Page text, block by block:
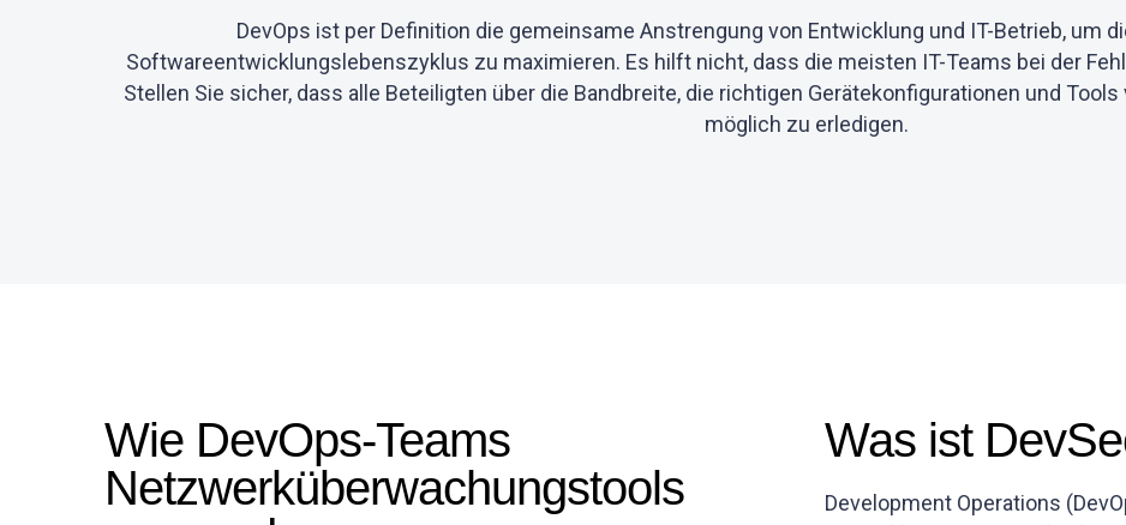
DevOps ist per Definition die gemeinsame Anstrengung von Entwicklung und IT-Betrieb, um
Softwareentwicklungslebenszyklus zu maximieren. Es hilft nicht, dass die meisten IT-Teams bei der
Stellen Sie sicher, dass alle Beteiligten über die Bandbreite, die richtigen Gerätekonfigurationen und
möglich zu erledigen.
Wie DevOps-Teams
Netzwerküberwachungstools
Was ist
Development Operations